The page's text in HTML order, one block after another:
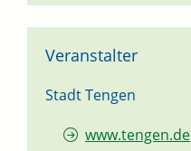
Veranstalter
Stadt Tengen
www.tengen.de